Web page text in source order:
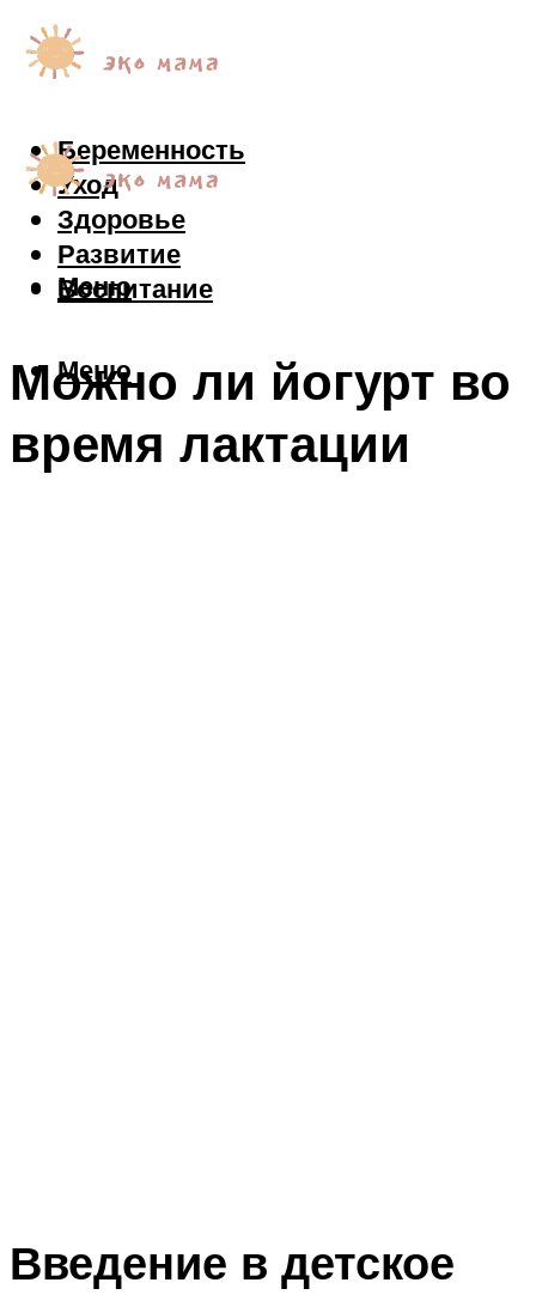
Беременность
Уход
Здоровье
Развитие
Воспитание
Меню
Меню
Можно ли йогурт во
время лактации
Введение в детское